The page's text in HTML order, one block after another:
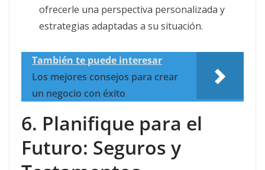
ofrecerle una perspectiva personalizada y
estrategias adaptadas a su situación.
También te puede interesar
Los mejores consejos para crear
un negocio con éxito
6. Planifique para el
Futuro: Seguros y